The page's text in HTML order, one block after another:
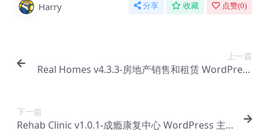
Harry 分享 收藏 点赞(0)
上一篇
Real Homes v4.3.3-房地产销售和租赁 WordPress
下一篇
Rehab Clinic v1.0.1-成瘾康复中心 WordPress 主